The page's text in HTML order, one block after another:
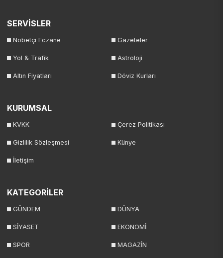
SERVİSLER
Nöbetçi Eczane Gazeteler
Yol & Trafik Astroloji
Altın Fiyatları Döviz Kurları
KURUMSAL
KVKK Çerez Politikası
Gizlilik Sözleşmesi Künye
İletişim
KATEGORİLER
GÜNDEM DÜNYA
SİYASET EKONOMİ
SPOR MAGAZİN